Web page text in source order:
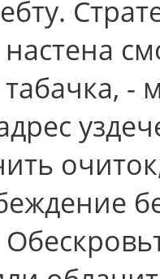
табачка,